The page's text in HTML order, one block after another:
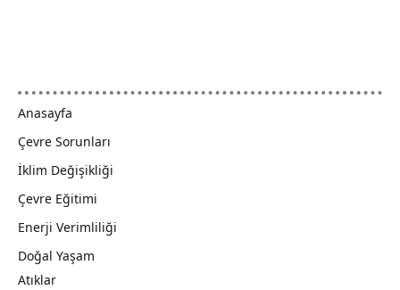
Anasayfa
Çevre Sorunları
İklim Değişikliği
Çevre Eğitimi
Enerji Verimliliği
Doğal Yaşam
Atıklar